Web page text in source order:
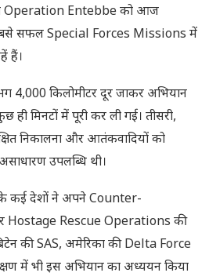
Operation Entebbe को आज
सफल Special Forces Missions में
हैं।
4,000 किलोमीटर दूर जाकर अभियान
ही मिनटों में पूरी कर ली गई। तीसरी,
निकालना और आतंकवादियों को
उपलब्धि थी।
कई देशों ने अपने Counter-
Rescue Operations की
की SAS, अमेरिका की Delta Force
में भी इस अभियान का अध्ययन किया